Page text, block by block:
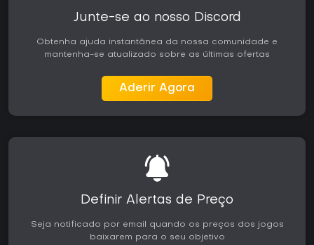
Junte-se ao nosso Discord
Obtenha ajuda instantânea da nossa comunidade e
mantenha-se atualizado sobre as últimas ofertas
Aderir Agora
Definir Alertas de Preço
Seja notificado por email quando os preços dos jogos
baixarem para o seu objetivo